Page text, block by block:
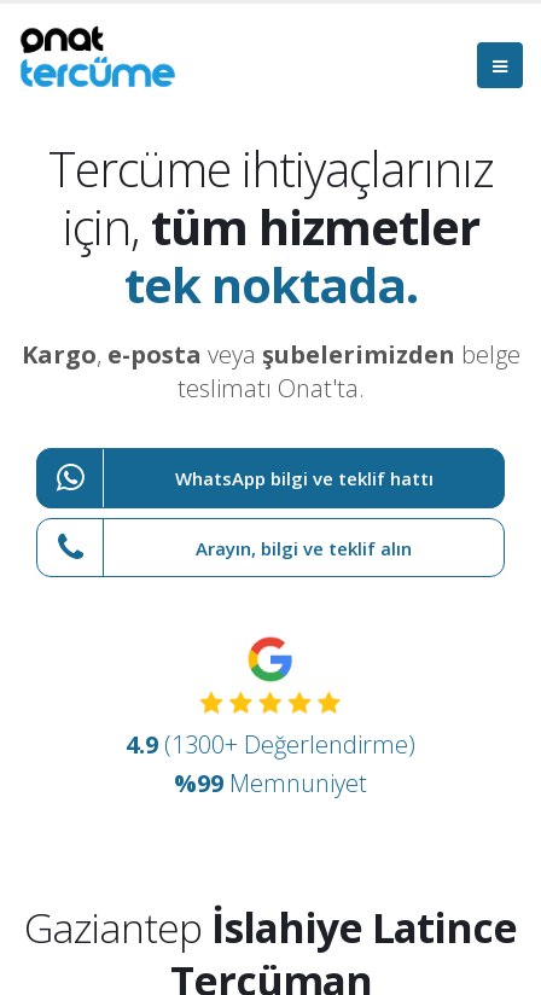
Tercüme ihtiyaçlarınız
için, tüm hizmetler
tek noktada.
Kargo, e-posta veya şubelerimizden belge
teslimatı Onat'ta.
WhatsApp bilgi ve teklif hattı
Arayın, bilgi ve teklif alın
4.9 (1300+ Değerlendirme)
%99 Memnuniyet
Gaziantep İslahiye Latince
Tercüman